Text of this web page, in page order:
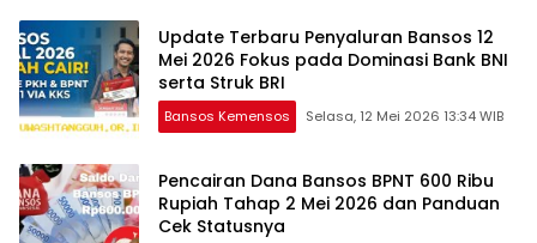
Update Terbaru Penyaluran Bansos 12
Mei 2026 Fokus pada Dominasi Bank BNI
serta Struk BRI
Bansos Kemensos Selasa, 12 Mei 2026 13:34 WIB
Pencairan Dana Bansos BPNT 600 Ribu
Rupiah Tahap 2 Mei 2026 dan Panduan
Cek Statusnya